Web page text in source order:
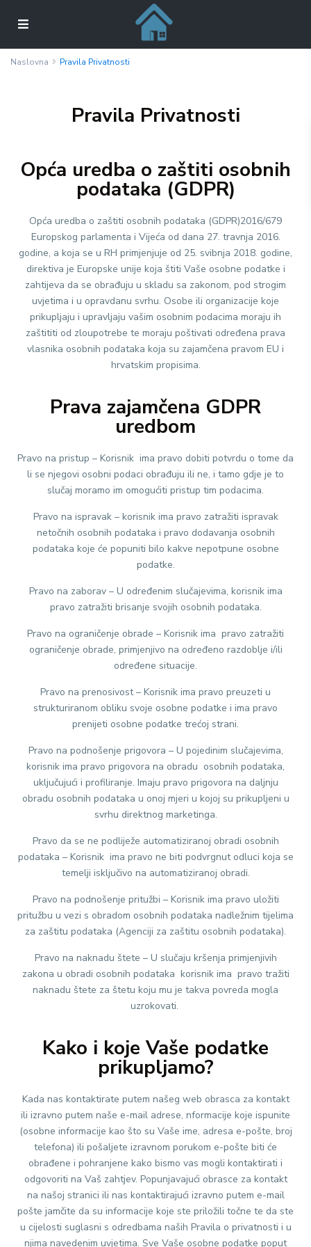
Naslovna Pravila Privatnosti
Pravila Privatnosti
Opća uredba o zaštiti osobnih
podataka (GDPR)
Opća uredba o zaštiti osobnih podataka (GDPR)2016/679
Europskog parlamenta i Vijeća od dana 27. travnja 2016.
godine, a koja se u RH primjenjuje od 25. svibnja 2018. godine,
direktiva je Europske unije koja štiti Vaše osobne podatke i
zahtijeva da se obrađuju u skladu sa zakonom, pod strogim
uvjetima i u opravdanu svrhu. Osobe ili organizacije koje
prikupljaju i upravljaju vašim osobnim podacima moraju ih
zaštititi od zloupotrebe te moraju poštivati određena prava
vlasnika osobnih podataka koja su zajamčena pravom EU i
hrvatskim propisima.
Prava zajamčena GDPR
uredbom
Pravo na pristup – Korisnik ima pravo dobiti potvrdu o tome da
li se njegovi osobni podaci obrađuju ili ne, i tamo gdje je to
slučaj moramo im omogućiti pristup tim podacima.
Pravo na ispravak – korisnik ima pravo zatražiti ispravak
netočnih osobnih podataka i pravo dodavanja osobnih
podataka koje će popuniti bilo kakve nepotpune osobne
podatke.
Pravo na zaborav – U određenim slučajevima, korisnik ima
pravo zatražiti brisanje svojih osobnih podataka.
Pravo na ograničenje obrade – Korisnik ima pravo zatražiti
ograničenje obrade, primjenjivo na određeno razdoblje i/ili
određene situacije.
Pravo na prenosivost – Korisnik ima pravo preuzeti u
strukturiranom obliku svoje osobne podatke i ima pravo
prenijeti osobne podatke trećoj strani.
Pravo na podnošenje prigovora – U pojedinim slučajevima,
korisnik ima pravo prigovora na obradu osobnih podataka,
uključujući i profiliranje. Imaju pravo prigovora na daljnju
obradu osobnih podataka u onoj mjeri u kojoj su prikupljeni u
svrhu direktnog marketinga.
Pravo da se ne podliježe automatiziranoj obradi osobnih
podataka – Korisnik ima pravo ne biti podvrgnut odluci koja se
temelji isključivo na automatiziranoj obradi.
Pravo na podnošenje pritužbi – Korisnik ima pravo uložiti
pritužbu u vezi s obradom osobnih podataka nadležnim tijelima
za zaštitu podataka (Agenciji za zaštitu osobnih podataka).
Pravo na naknadu štete – U slučaju kršenja primjenjivih
zakona u obradi osobnih podataka korisnik ima pravo tražiti
naknadu štete za štetu koju mu je takva povreda mogla
uzrokovati.
Kako i koje Vaše podatke
prikupljamo?
Kada nas kontaktirate putem našeg web obrasca za kontakt
ili izravno putem naše e-mail adrese, nformacije koje ispunite
(osobne informacije kao što su Vaše ime, adresa e-pošte, broj
telefona) ili pošaljete izravnom porukom e-pošte biti će
obrađene i pohranjene kako bismo vas mogli kontaktirati i
odgovoriti na Vaš zahtjev. Popunjavajući obrasce za kontakt
na našoj stranici ili nas kontaktirajući izravno putem e-mail
pošte jamčite da su informacije koje ste priložili točne te da ste
u cijelosti suglasni s odredbama naših Pravila o privatnosti i u
njima navedenim uvjetima. Sve Vaše osobne podatke poput